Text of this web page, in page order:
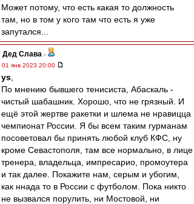
Может потому, что есть какая то должность
там, но в том у кого там что есть я уже
запутался...
Дед Слава -
01 янв 2023 20:00
ys
По мнению бывшего тенисиста, Абаскаль -
чистый шабашник. Хорошо, что не грязный. И
ещё этой жертве ракетки и шлема не нравицца
чемпионат России. Я бы всем таким гурманам
посоветовал бы принять любой клуб КФС, ну
кроме Севастополя, там все нормально, в лице
тренера, владельца, импресарио, промоутера
и так далее. Покажите нам, серым и убогим,
как ннада то в России с футболом. Пока никто
не вызвался порулить, ни Мостовой, ни